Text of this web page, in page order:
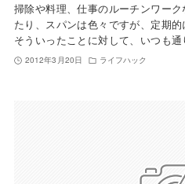
掃除や料理、仕事のルーチンワー
たり、スパンは色々ですが、定期的
そういったことに対して、いつも
2012年3月20日 ライフハック